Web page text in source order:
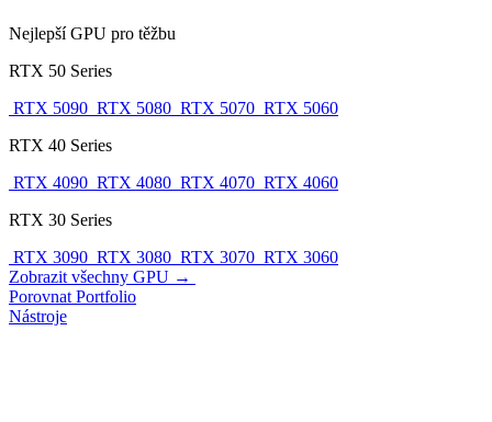
Nejlepší GPU pro těžbu
RTX 50 Series
RTX 5090 RTX 5080 RTX 5070 RTX 5060
RTX 40 Series
RTX 4090 RTX 4080 RTX 4070 RTX 4060
RTX 30 Series
RTX 3090 RTX 3080 RTX 3070 RTX 3060
Zobrazit všechny GPU →
Porovnat Portfolio
Nástroje